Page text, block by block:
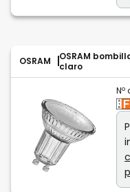
OSRAM
OSRAM
claro
Nº